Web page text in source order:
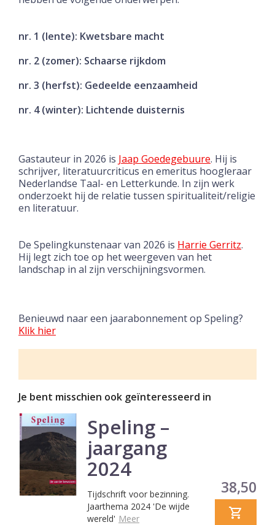
nr. 1 (lente): Kwetsbare macht
nr. 2 (zomer): Schaarse rijkdom
nr. 3 (herfst): Gedeelde eenzaamheid
nr. 4 (winter): Lichtende duisternis
Gastauteur in 2026 is Jaap Goedegebuure. Hij is
schrijver, literatuurcriticus en emeritus hoogleraar
Nederlandse Taal- en Letterkunde. In zijn werk
onderzoekt hij de relatie tussen spiritualiteit/religie
en literatuur.
De Spelingkunstenaar van 2026 is Harrie Gerritz.
Hij legt zich toe op het weergeven van het
landschap in al zijn verschijningsvormen.
Benieuwd naar een jaarabonnement op Speling?
Klik hier
Je bent misschien ook geïnteresseerd in
Speling –
jaargang
2024
Tijdschrift voor bezinning.
Jaarthema 2024 'De wijde
wereld' Meer
Prijs
38,50